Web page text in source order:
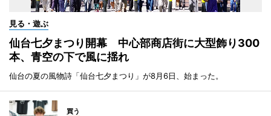
見る・遊ぶ
仙台七夕まつり開幕 中心部商店街に大型飾り300
本、青空の下で風に揺れ
仙台の夏の風物詩「仙台七夕まつり」が8月6日、始まった。
買う